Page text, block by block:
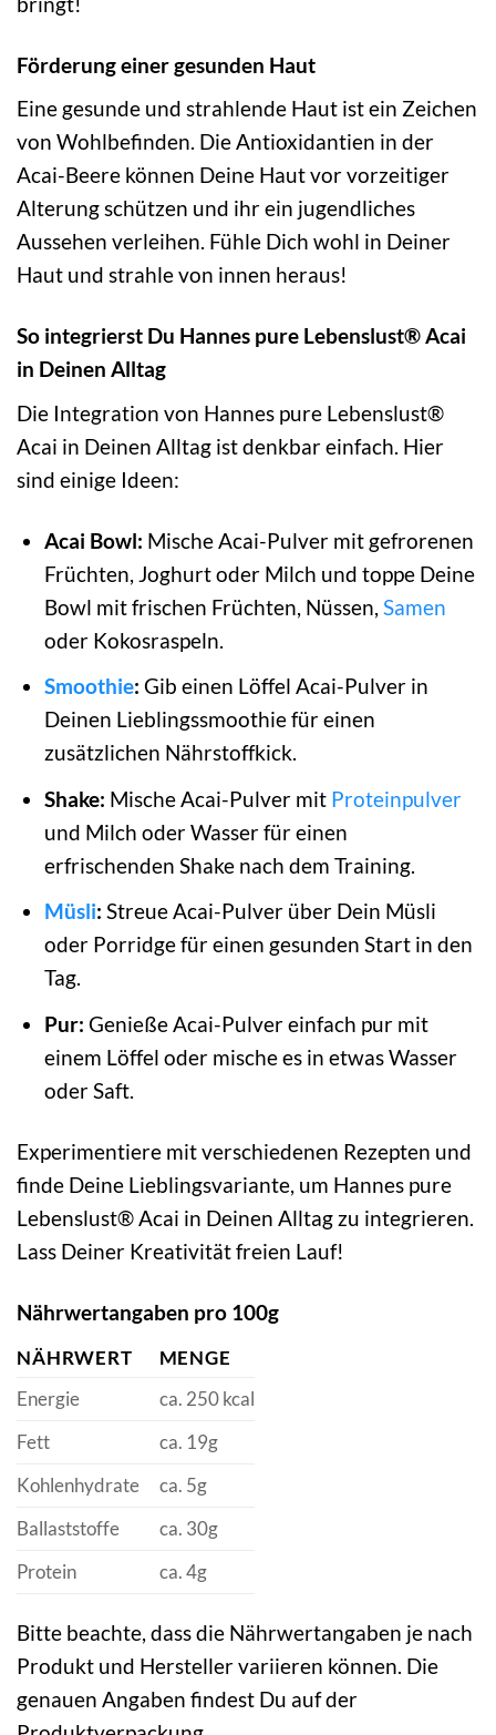
Förderung einer gesunden Haut
Eine gesunde und strahlende Haut ist ein Zeichen
von Wohlbefinden. Die Antioxidantien in der
Acai-Beere können Deine Haut vor vorzeitiger
Alterung schützen und ihr ein jugendliches
Aussehen verleihen. Fühle Dich wohl in Deiner
Haut und strahle von innen heraus!
So integrierst Du Hannes pure Lebenslust® Acai
in Deinen Alltag
Die Integration von Hannes pure Lebenslust®
Acai in Deinen Alltag ist denkbar einfach. Hier
sind einige Ideen:
Acai Bowl: Mische Acai-Pulver mit gefrorenen
Früchten, Joghurt oder Milch und toppe Deine
Bowl mit frischen Früchten, Nüssen, Samen
oder Kokosraspeln.
Smoothie: Gib einen Löffel Acai-Pulver in
Deinen Lieblingssmoothie für einen
zusätzlichen Nährstoffkick.
Shake: Mische Acai-Pulver mit Proteinpulver
und Milch oder Wasser für einen
erfrischenden Shake nach dem Training.
Müsli: Streue Acai-Pulver über Dein Müsli
oder Porridge für einen gesunden Start in den
Tag.
Pur: Genieße Acai-Pulver einfach pur mit
einem Löffel oder mische es in etwas Wasser
oder Saft.
Experimentiere mit verschiedenen Rezepten und
finde Deine Lieblingsvariante, um Hannes pure
Lebenslust® Acai in Deinen Alltag zu integrieren.
Lass Deiner Kreativität freien Lauf!
Nährwertangaben pro 100g
NÄHRWERT
MENGE
Energie
ca. 250 kcal
Fett
ca. 19g
Kohlenhydrate
ca. 5g
Ballaststoffe
ca. 30g
Protein
ca. 4g
Bitte beachte, dass die Nährwertangaben je nach
Produkt und Hersteller variieren können. Die
genauen Angaben findest Du auf der